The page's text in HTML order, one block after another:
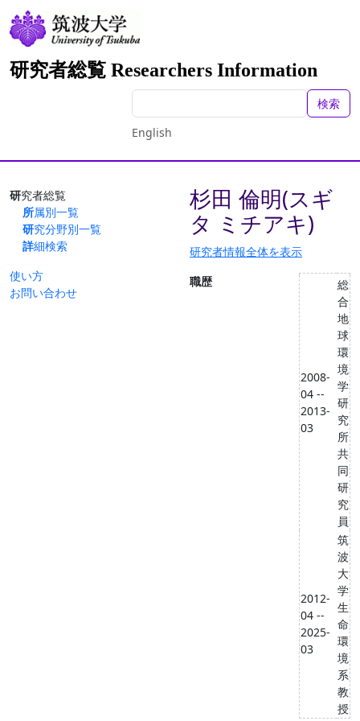
研究者総覧 Researchers Information
検索
English
研究者総覧
所属別一覧
研究分野別一覧
詳細検索
使い方
お問い合わせ
杉田 倫明(スギ
タ ミチアキ)
研究者情報全体を表示
職歴
2008-
04 --
2013-
03
総
合
地
球
環
境
学
研
究
所
共
同
研
究
員
2012-
04 --
2025-
03
筑
波
大
学
生
命
環
境
系
教
授